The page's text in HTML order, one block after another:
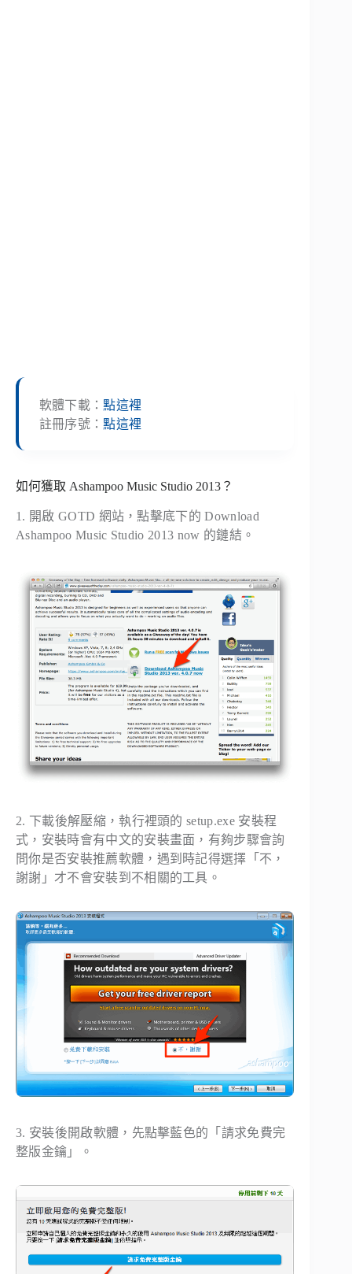
軟體下載：點這裡
註冊序號：點這裡
如何獲取 Ashampoo Music Studio 2013？
1. 開啟 GOTD 網站，點擊底下的 Download
Ashampoo Music Studio 2013 now 的鏈結。
2. 下載後解壓縮，執行裡頭的 setup.exe 安裝程
式，安裝時會有中文的安裝畫面，有夠步驟會詢
問你是否安裝推薦軟體，遇到時記得選擇「不，
謝謝」才不會安裝到不相關的工具。
3. 安裝後開啟軟體，先點擊藍色的「請求免費完
整版金鑰」。